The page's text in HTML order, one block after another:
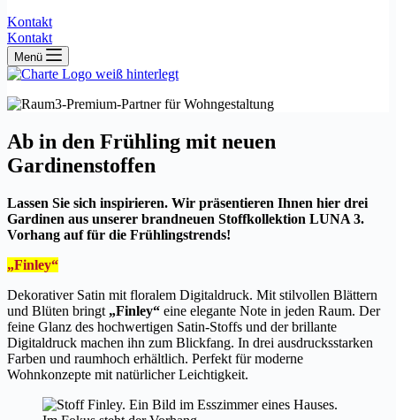
Kontakt
Kontakt
Menü
Ab in den Frühling mit neuen
Gardinenstoffen
Lassen Sie sich inspirieren. Wir präsentieren Ihnen hier drei
Gardinen aus unserer brandneuen Stoffkollektion LUNA 3.
Vorhang auf für die Frühlingstrends!
„Finley“
Dekorativer Satin mit floralem Digitaldruck. Mit stilvollen Blättern
und Blüten bringt „Finley“ eine elegante Note in jeden Raum. Der
feine Glanz des hochwertigen Satin-Stoffs und der brillante
Digitaldruck machen ihn zum Blickfang. In drei ausdrucksstarken
Farben und raumhoch erhältlich. Perfekt für moderne
Wohnkonzepte mit natürlicher Leichtigkeit.